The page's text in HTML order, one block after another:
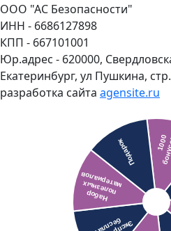
ООО "АС Безопасности"
ИНН - 6686127898
КПП - 667101001
Юр.адрес - 620000,
Екатеринбург, ул Пушкина,
разработка сайта agensite.ru